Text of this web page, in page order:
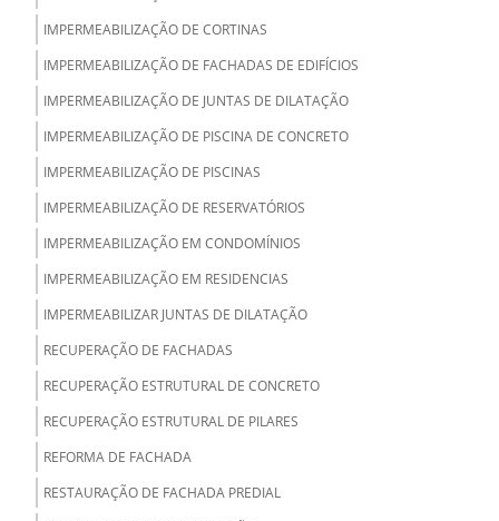
IMPERMEABILIZAÇÃO DE CORTINAS
IMPERMEABILIZAÇÃO DE FACHADAS DE EDIFÍCIOS
IMPERMEABILIZAÇÃO DE JUNTAS DE DILATAÇÃO
IMPERMEABILIZAÇÃO DE PISCINA DE CONCRETO
IMPERMEABILIZAÇÃO DE PISCINAS
IMPERMEABILIZAÇÃO DE RESERVATÓRIOS
IMPERMEABILIZAÇÃO EM CONDOMÍNIOS
IMPERMEABILIZAÇÃO EM RESIDENCIAS
IMPERMEABILIZAR JUNTAS DE DILATAÇÃO
RECUPERAÇÃO DE FACHADAS
RECUPERAÇÃO ESTRUTURAL DE CONCRETO
RECUPERAÇÃO ESTRUTURAL DE PILARES
REFORMA DE FACHADA
RESTAURAÇÃO DE FACHADA PREDIAL